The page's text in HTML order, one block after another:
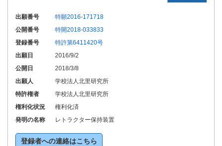
出願番号
特願2016-171718
公開番号
特開2018-033833
登録番号
特許第6411420号
出願日
2016/9/2
公開日
2018/3/8
出願人
学校法人北里研究所
特許権者
学校法人北里研究所
権利化状況
権利化済
発明の名称
レトラクター保持装置
登録者への連絡はこちら